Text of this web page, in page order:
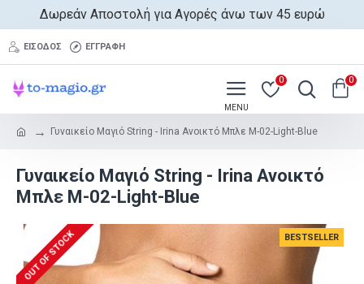
Δωρεάν Αποστολή για Αγορές άνω των 45 ευρώ
ΕΊΣΟΔΟΣ ΕΓΓΡΑΦΉ
0 0
Γυναικείο Μαγιό String - Irina Ανοικτό Μπλε M-02-Light-Blue
Γυναικείο Μαγιό String - Irina Ανοικτό
Μπλε M-02-Light-Blue
BESTSELLER
OUT OF STOCK